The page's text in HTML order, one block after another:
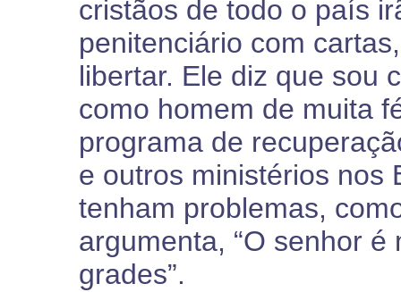
cristãos de todo o país
penitenciário com
libertar. Ele diz que sou
como homem de muita
programa de
e outros ministérios nos
tenham problemas,
argumenta, “O senhor
grades”.